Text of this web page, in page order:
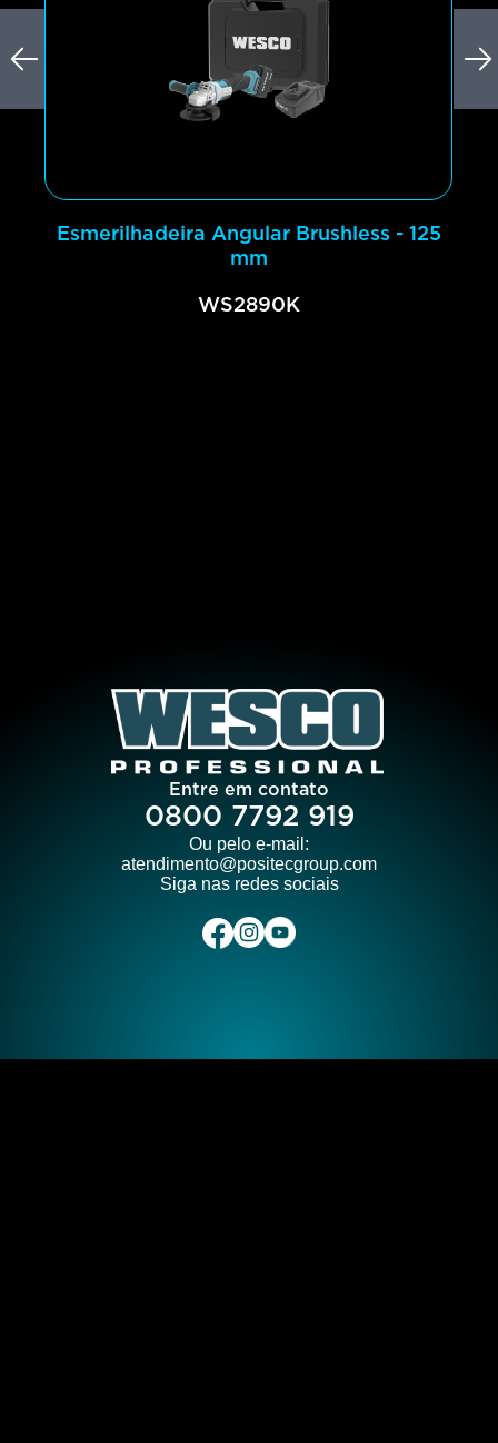
Esmerilhadeira Angular Brushless - 125
mm
WS2890K
Entre em contato
0800 7792 919
Ou pelo e-mail:
atendimento@positecgroup.com
Siga nas redes sociais